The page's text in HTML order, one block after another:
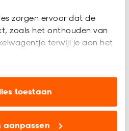
zorgen ervoor dat de
zoals het onthouden van
terwijl je aan het
(optioneel) helpen ons de
voor jou en al onze andere
laten jou
toestaan
aanpassen
4.7 (7)
34.-
Binnen 2-3 werkdagen bezorgd